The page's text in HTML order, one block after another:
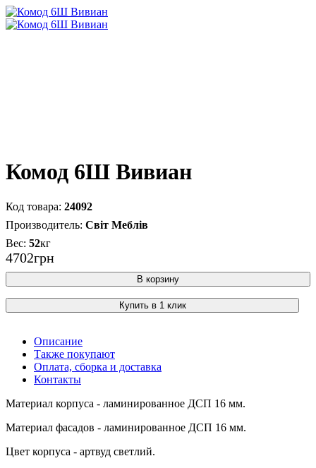
Комод 6Ш Вивиан
24092
Світ Меблів
52кг
4702грн
В корзину
Купить в 1 клик
Описание
Также покупают
Оплата, сборка и доставка
Контакты
Материал корпуса - ламинированное ДСП 16 мм.
Материал фасадов - ламинированное ДСП 16 мм.
Цвет корпуса - артвуд светлий.